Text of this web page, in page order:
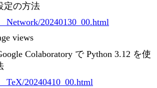
定の方法
20240130_00.html
views
Colaboratory で Python 3.12 を使
20240410_00.html